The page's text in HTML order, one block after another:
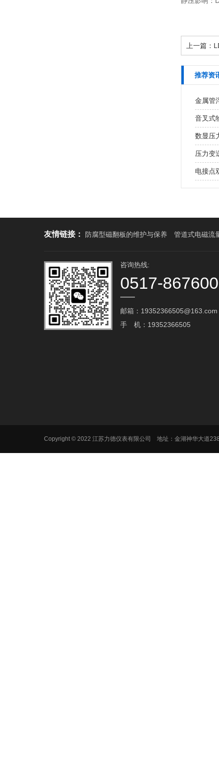
上一篇：
推荐资
金属管
音叉式
数显压
压力变
电接点
友情链接： 防腐型磁翻板的维护与保养 管道式电磁流
咨询热线:
0517-
邮箱：19352366505@163.com‬
手 机：19352366505
Copyright © 2022 江苏力德仪表有限公司 地址：金湖神华大道